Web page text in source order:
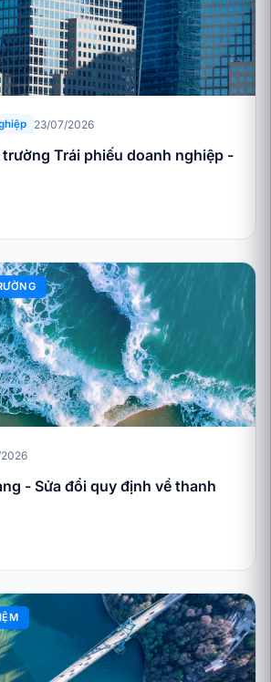
23/07/2026
Trái phiếu doanh nghiệp -
- Sửa đổi quy định về thanh